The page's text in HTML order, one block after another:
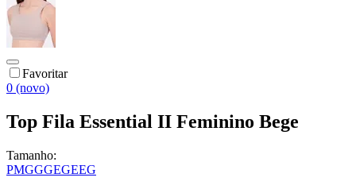
Favoritar
0 (novo)
Top Fila Essential II Feminino Bege
Tamanho:
PMGGGEGEEG